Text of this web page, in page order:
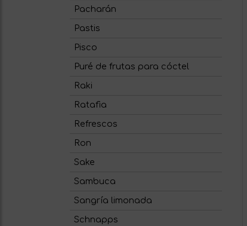
Pacharán
Pastis
Pisco
Puré de frutas para cóctel
Raki
Ratafia
Refrescos
Ron
Sake
Sambuca
Sangría limonada
Schnapps